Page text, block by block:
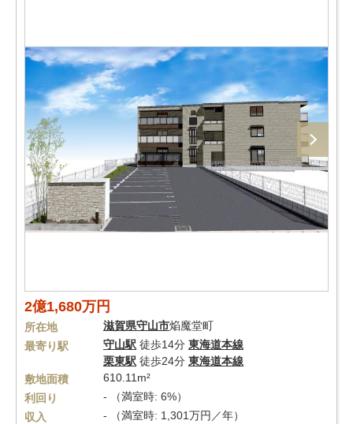
2億1,680万円
所在地 滋賀県守山市焔魔堂町
最寄り駅
守山駅 徒歩14分 東海道本線
栗東駅 徒歩24分 東海道本線
敷地面積
610.11m²
利回り
- （満室時: 6%）
収入
- （満室時: 1,301万円／年）